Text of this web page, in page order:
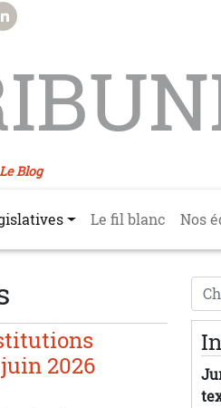
Le Blog
Le fil blanc Nos
2026